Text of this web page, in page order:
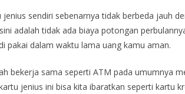
jenius sendiri sebenarnya tidak berbeda jauh
adalah tidak ada biaya potongan
pakai dalam waktu lama uang kamu aman.
bekerja sama seperti ATM pada umumnya
jenius ini bisa kita ibaratkan seperti kartu